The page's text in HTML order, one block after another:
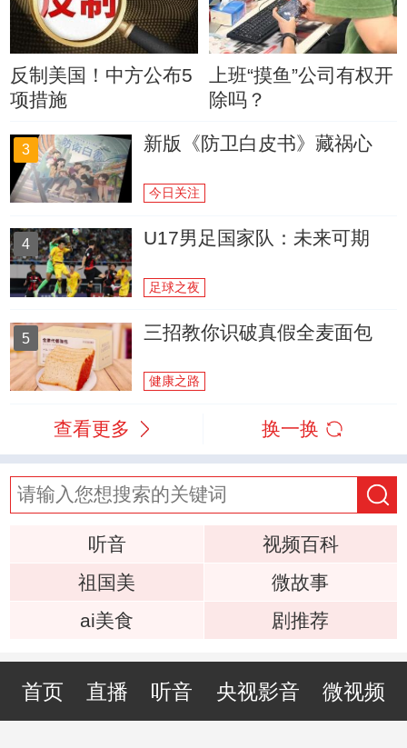
反制美国！中方公布5
项措施
上班“摸鱼”公司有权开
除吗？
3 新版《防卫白皮书》藏祸心
今日关注
4 U17男足国家队：未来可期
足球之夜
5 三招教你识破真假全麦面包
健康之路
查看更多 换一换
听音
视频百科
祖国美
微故事
ai美食
剧推荐
首页 直播 听音 央视影音 微视频